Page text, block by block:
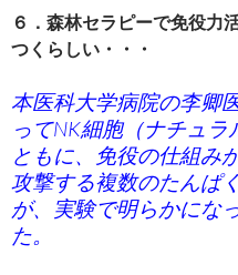
６．森林セラピーで免役力
つくらしい・・・
本医科大学病院の李卿
ってNK細胞（ナチュ
ともに、免役の仕組み
攻撃する複数のたんぱ
が、実験で明らかにな
た。